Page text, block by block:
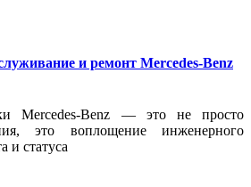
и ремонт Mercedes-Benz
Mercedes-Benz — это не просто
это воплощение инженерного
и статуса